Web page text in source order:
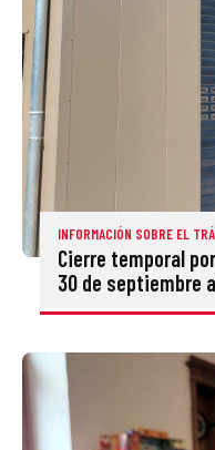
INFORMACIÓN SOBRE EL
Cierre temporal
30 de septiembre